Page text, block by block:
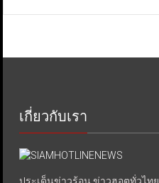
เกี่ยวกับเรา
ประเด็นข่าวร้อน ข่าวฮอตทั่วไทย.